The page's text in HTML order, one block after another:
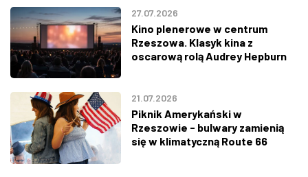
27.07.2026
Kino plenerowe w centrum
Rzeszowa. Klasyk kina z
oscarową rolą Audrey Hepburn
21.07.2026
Piknik Amerykański w
Rzeszowie - bulwary zamienią
się w klimatyczną Route 66